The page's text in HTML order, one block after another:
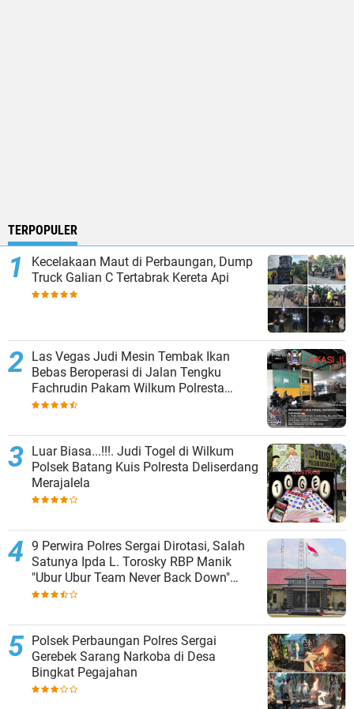
TERPOPULER
Kecelakaan Maut di Perbaungan, Dump
Truck Galian C Tertabrak Kereta Api
Las Vegas Judi Mesin Tembak Ikan
Bebas Beroperasi di Jalan Tengku
Fachrudin Pakam Wilkum Polresta
Deliserdang
Luar Biasa...!!!. Judi Togel di Wilkum
Polsek Batang Kuis Polresta Deliserdang
Merajalela
9 Perwira Polres Sergai Dirotasi, Salah
Satunya Ipda L. Torosky RBP Manik
"Ubur Ubur Team Never Back Down"
Menempati Polsek Dolok Masihul
Polsek Perbaungan Polres Sergai
Gerebek Sarang Narkoba di Desa
Bingkat Pegajahan